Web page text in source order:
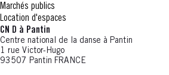
Marchés publics
Location d'espaces
CN D à Pantin
Centre national de la danse à Pantin
1 rue Victor-Hugo
93507 Pantin FRANCE